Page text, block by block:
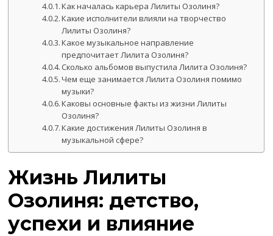
Как началась карьера Лилиты Озолиня?
Какие исполнители влияли на творчество
Лилиты Озолиня?
Какое музыкальное направление
предпочитает Лилита Озолиня?
Сколько альбомов выпустила Лилита Озолиня?
Чем еще занимается Лилита Озолиня помимо
музыки?
Каковы основные факты из жизни Лилиты
Озолиня?
Какие достижения Лилиты Озолиня в
музыкальной сфере?
Жизнь Лилиты
Озолиня: детство,
успехи и влияние